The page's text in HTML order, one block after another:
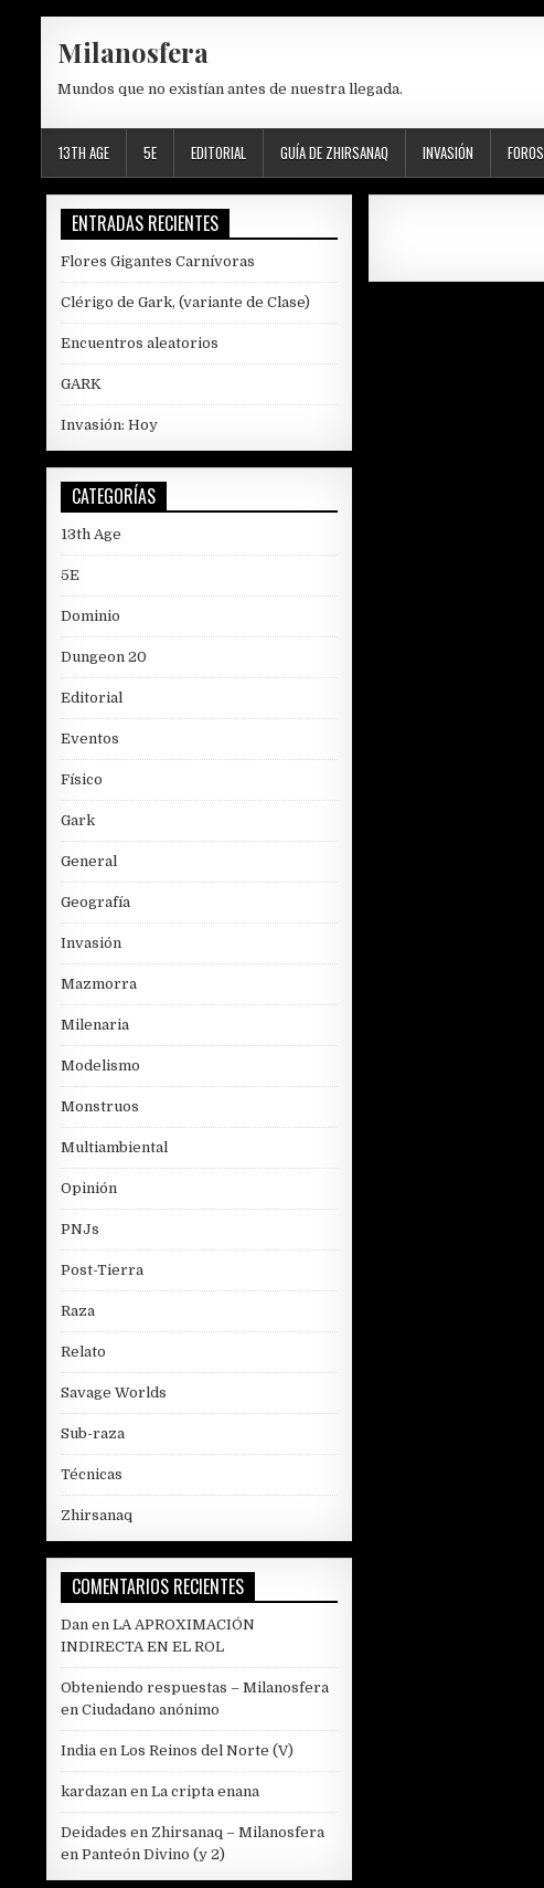
Milanosfera
Mundos que no existían antes de nuestra llegada.
13TH AGE 5E EDITORIAL GUÍA DE ZHIRSANAQ INVASIÓN FOROS
ENTRADAS RECIENTES
Flores Gigantes Carnívoras
Clérigo de Gark, (variante de Clase)
Encuentros aleatorios
GARK
Invasión: Hoy
CATEGORÍAS
13th Age
5E
Dominio
Dungeon 20
Editorial
Eventos
Físico
Gark
General
Geografía
Invasión
Mazmorra
Milenaria
Modelismo
Monstruos
Multiambiental
Opinión
PNJs
Post-Tierra
Raza
Relato
Savage Worlds
Sub-raza
Técnicas
Zhirsanaq
COMENTARIOS RECIENTES
Dan en LA APROXIMACIÓN
INDIRECTA EN EL ROL
Obteniendo respuestas – Milanosfera
en Ciudadano anónimo
India en Los Reinos del Norte (V)
kardazan en La cripta enana
Deidades en Zhirsanaq – Milanosfera
en Panteón Divino (y 2)